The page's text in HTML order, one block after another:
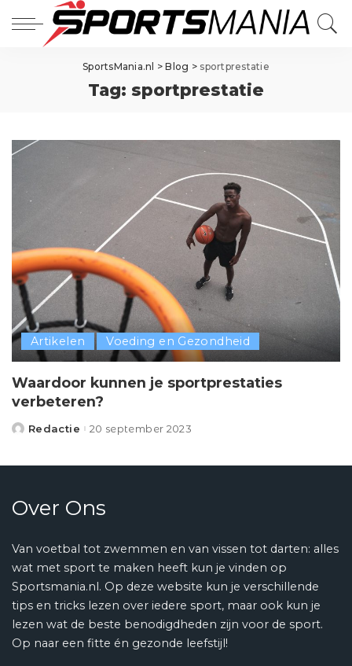
SportsMania.nl >Blog > sportprestatie
Tag: sportprestatie
Artikelen Voeding en Gezondheid
Waardoor kunnen je sportprestaties
verbeteren?
Posted
Redactie 20 september 2023
Over Ons
Van voetbal tot zwemmen en van vissen tot darten: alles
wat met sport te maken heeft kun je vinden op
Sportsmania.nl. Op deze website kun je verschillende
tips en tricks lezen over iedere sport, maar ook kun je
lezen wat de beste benodigdheden zijn voor de sport.
Op naar een fitte én gezonde leefstijl!